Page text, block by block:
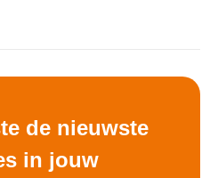
de nieuwste
in jouw